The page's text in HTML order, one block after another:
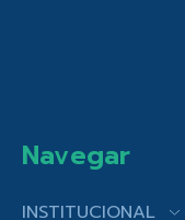
Navegar
INSTITUCIONAL